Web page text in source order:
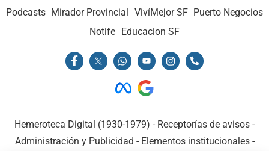
Podcasts Mirador Provincial VivíMejor SF Puerto Negocios
Notife Educacion SF
Hemeroteca Digital (1930-1979) - Receptorías de avisos -
Administración y Publicidad - Elementos institucionales-